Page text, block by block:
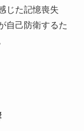
じた記憶喪失
自己防衛するた